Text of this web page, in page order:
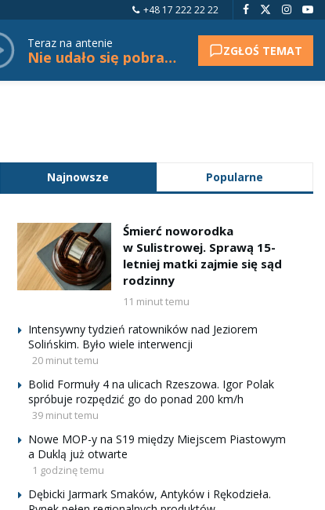
+48 17 222 22 22
Teraz na antenie
Nie udało się pobrać tytułu. ZGŁOŚ TEMAT
Najnowsze Popularne
Śmierć noworodka
w Sulistrowej. Sprawą 15-
letniej matki zajmie się sąd
rodzinny
11 minut temu
Intensywny tydzień ratowników nad Jeziorem
Solińskim. Było wiele interwencji
20 minut temu
Bolid Formuły 4 na ulicach Rzeszowa. Igor Polak
spróbuje rozpędzić go do ponad 200 km/h
39 minut temu
Nowe MOP-y na S19 między Miejscem Piastowym
a Duklą już otwarte
1 godzinę temu
Dębicki Jarmark Smaków, Antyków i Rękodzieła.